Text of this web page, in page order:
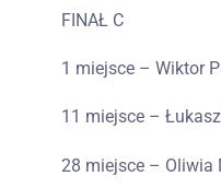
FINAŁ C
1 miejsce – Wiktor
11 miejsce –
28 miejsce – Oliwia